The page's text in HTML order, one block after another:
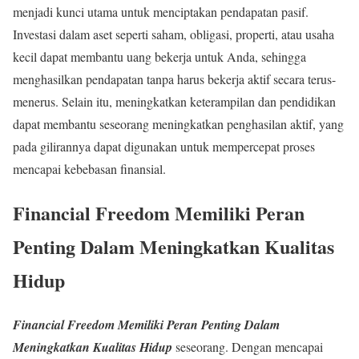
menjadi kunci utama untuk menciptakan pendapatan pasif.
Investasi dalam aset seperti saham, obligasi, properti, atau usaha
kecil dapat membantu uang bekerja untuk Anda, sehingga
menghasilkan pendapatan tanpa harus bekerja aktif secara terus-
menerus. Selain itu, meningkatkan keterampilan dan pendidikan
dapat membantu seseorang meningkatkan penghasilan aktif, yang
pada gilirannya dapat digunakan untuk mempercepat proses
mencapai kebebasan finansial.
Financial Freedom Memiliki Peran
Penting Dalam Meningkatkan Kualitas
Hidup
Financial Freedom Memiliki Peran Penting Dalam
Meningkatkan Kualitas Hidup seseorang. Dengan mencapai